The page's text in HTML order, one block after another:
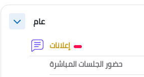
Section outline
Collapseعام
إعلانات Forum
حضور الجلسات المباشرة